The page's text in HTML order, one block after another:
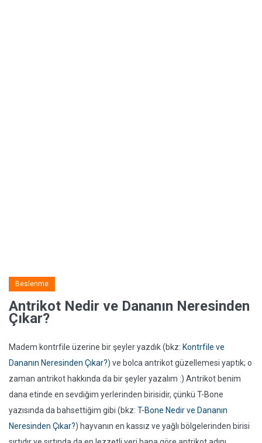
Beslenme
Antrikot Nedir ve Dananın Neresinden
Çıkar?
Madem kontrfile üzerine bir şeyler yazdık (bkz: Kontrfile ve
Dananın Neresinden Çıkar?) ve bolca antrikot güzellemesi yaptık; o
zaman antrikot hakkında da bir şeyler yazalım :) Antrikot benim
dana etinde en sevdiğim yerlerinden birisidir, çünkü T-Bone
yazısında da bahsettiğim gibi (bkz: T-Bone Nedir ve Dananın
Neresinden Çıkar?) hayvanın en kassız ve yağlı bölgelerinden birisi